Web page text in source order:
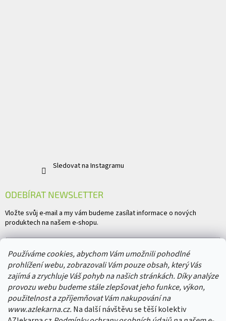
Používáme cookies, abychom Vám umožnili pohodlné
prohlížení webu, zobrazovali Vám pouze obsah, který Vás
zajímá a zrychluje Váš pohyb na našich stránkách. Díky analýze
provozu webu budeme stále zlepšovat jeho funkce, výkon,
použitelnost a zpříjemňovat Vám nakupování na
www.azlekarna.cz. Na další návštěvu se těší kolektiv
Sledovat na Instagramu
ODEBÍRAT NEWSLETTER
Vložte svůj e-mail a my vám budeme zasílat informace o nových
produktech na našem e-shopu.
Vložením e-mailu souhlasíte spodmínkami ochrany osobních údajů
PŘIHLÁSIT SE